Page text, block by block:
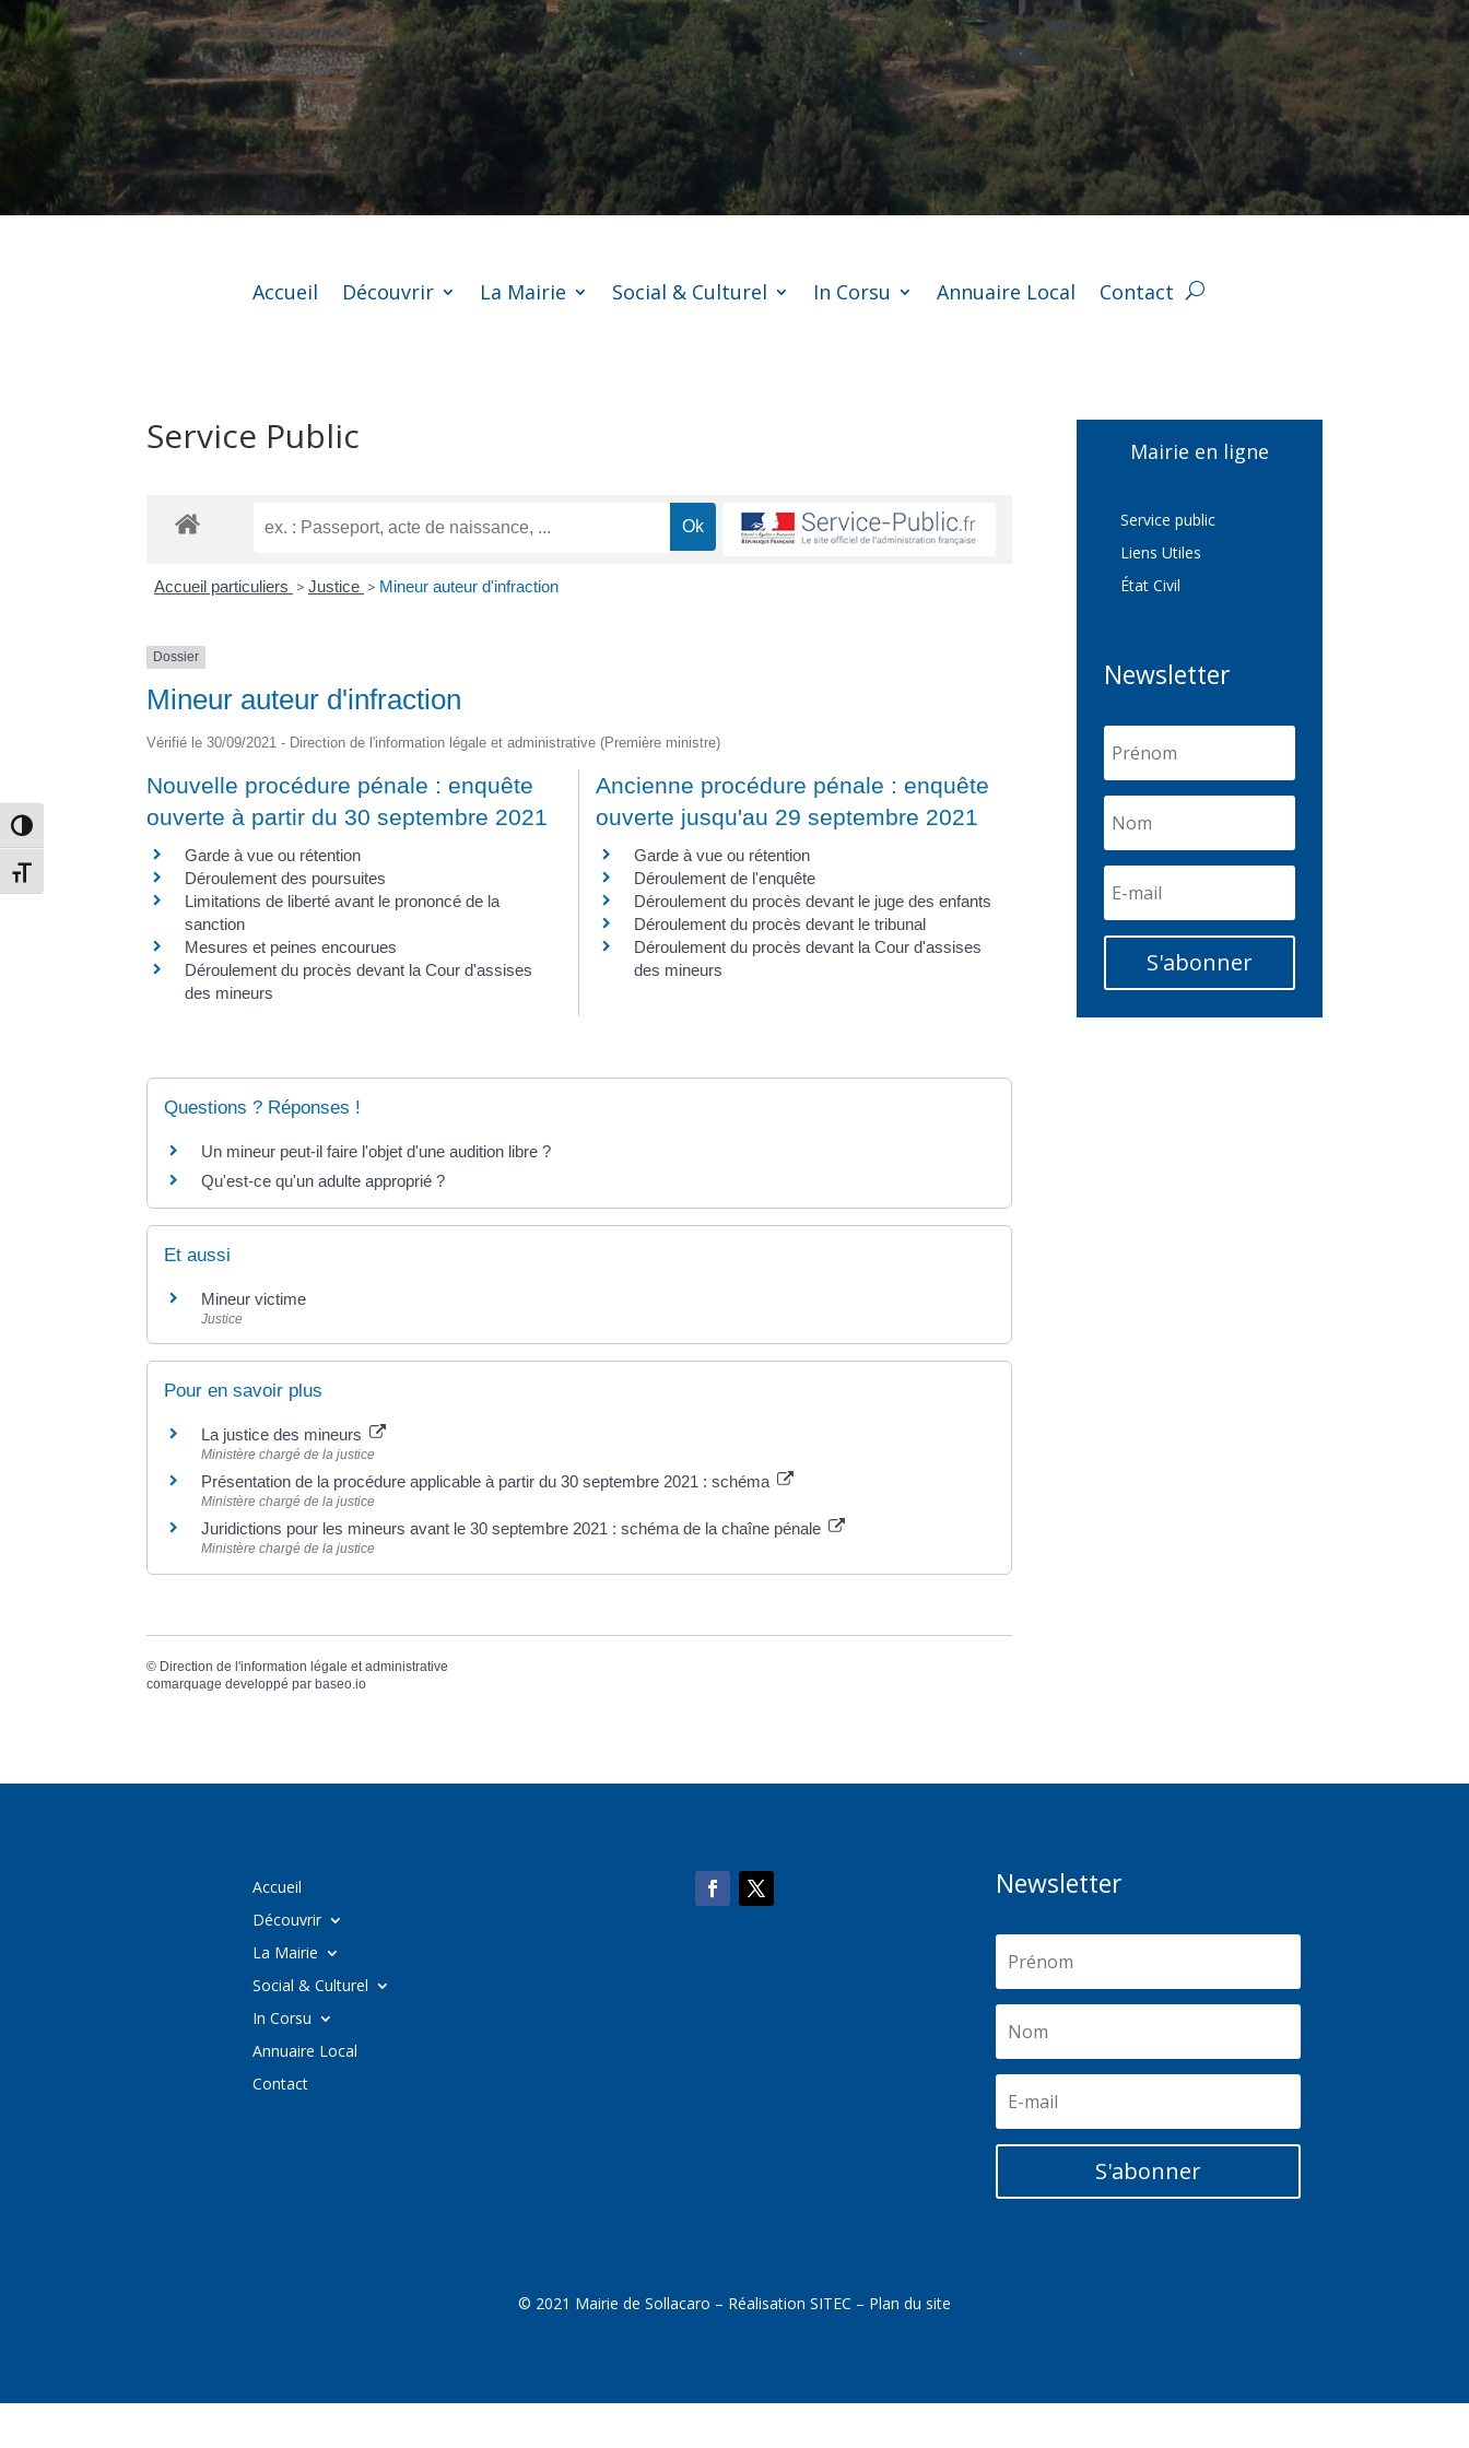
Passer en contraste élevé
Changer la taille de la police
Accueil Découvrir La Mairie Social & Culturel In Corsu Annuaire Local Contact
Service Public
Accueil particuliers > Justice > Mineur auteur d'infraction
Dossier
Mineur auteur d'infraction
Vérifié le 30/09/2021 - Direction de l'information légale et administrative (Première ministre)
Nouvelle procédure pénale : enquête
ouverte à partir du 30 septembre 2021
Garde à vue ou rétention
Déroulement des poursuites
Limitations de liberté avant le prononcé de la
sanction
Mesures et peines encourues
Déroulement du procès devant la Cour d'assises
des mineurs
Ancienne procédure pénale : enquête
ouverte jusqu'au 29 septembre 2021
Garde à vue ou rétention
Déroulement de l'enquête
Déroulement du procès devant le juge des enfants
Déroulement du procès devant le tribunal
Déroulement du procès devant la Cour d'assises
des mineurs
Questions ? Réponses !
Un mineur peut-il faire l'objet d'une audition libre ?
Qu'est-ce qu'un adulte approprié ?
Et aussi
Mineur victime
Justice
Pour en savoir plus
La justice des mineurs
Ministère chargé de la justice
Présentation de la procédure applicable à partir du 30 septembre 2021 : schéma
Ministère chargé de la justice
Juridictions pour les mineurs avant le 30 septembre 2021 : schéma de la chaîne pénale
Ministère chargé de la justice
© Direction de l'information légale et administrative
comarquage developpé parbaseo.io
Mairie en ligne
Service public
Liens Utiles
État Civil
Newsletter
S'abonner
Accueil
Découvrir
La Mairie
Social & Culturel
In Corsu
Annuaire Local
Contact
Newsletter
S'abonner
© 2021 Mairie de Sollacaro – Réalisation SITEC – Plan du site